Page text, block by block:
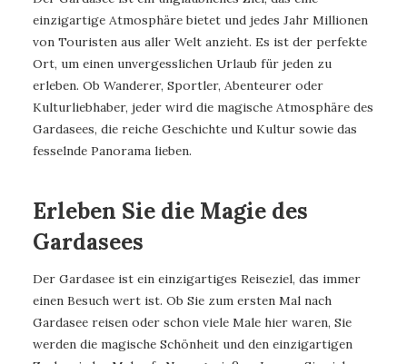
einzigartige Atmosphäre bietet und jedes Jahr Millionen
von Touristen aus aller Welt anzieht. Es ist der perfekte
Ort, um einen unvergesslichen Urlaub für jeden zu
erleben. Ob Wanderer, Sportler, Abenteurer oder
Kulturliebhaber, jeder wird die magische Atmosphäre des
Gardasees, die reiche Geschichte und Kultur sowie das
fesselnde Panorama lieben.
Erleben Sie die Magie des
Gardasees
Der Gardasee ist ein einzigartiges Reiseziel, das immer
einen Besuch wert ist. Ob Sie zum ersten Mal nach
Gardasee reisen oder schon viele Male hier waren, Sie
werden die magische Schönheit und den einzigartigen